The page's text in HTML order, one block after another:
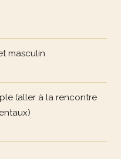
masculin
(aller à la rencontre